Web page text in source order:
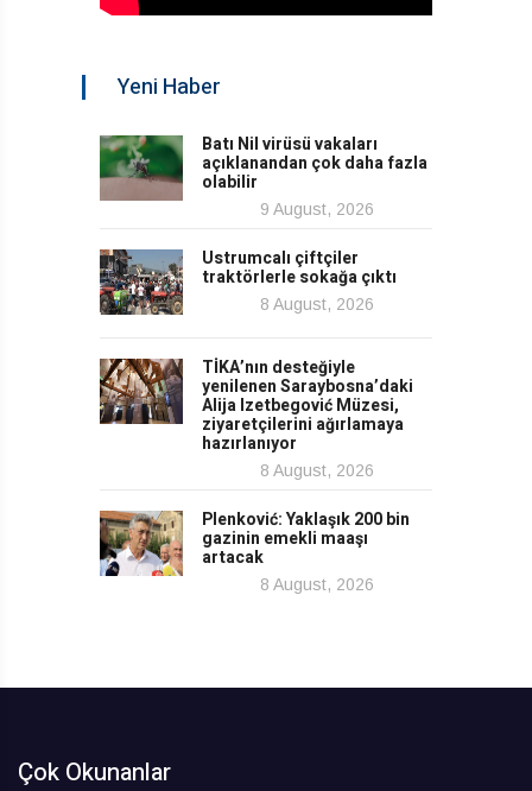
Yeni Haber
Batı Nil virüsü vakaları
açıklanandan çok daha fazla
olabilir
9 August, 2026
Ustrumcalı çiftçiler
traktörlerle sokağa çıktı
8 August, 2026
TİKA’nın desteğiyle
yenilenen Saraybosna’daki
Alija Izetbegović Müzesi,
ziyaretçilerini ağırlamaya
hazırlanıyor
8 August, 2026
Plenković: Yaklaşık 200 bin
gazinin emekli maaşı
artacak
8 August, 2026
Çok Okunanlar